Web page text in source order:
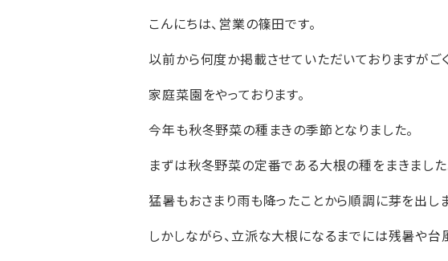
こんにちは、営業の篠田です。
以前から何度か掲載させていただいておりますがご
家庭菜園をやっております。
今年も秋冬野菜の種まきの季節となりました。
まずは秋冬野菜の定番である大根の種をまきました
猛暑もおさまり雨も降ったことから順調に芽を出し
しかしながら、立派な大根になるまでには残暑や台